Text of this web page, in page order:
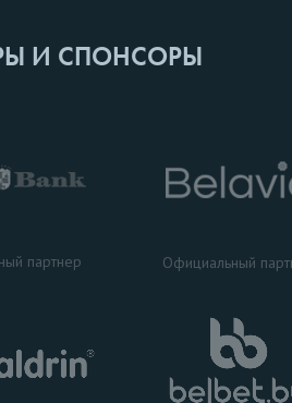
И СПОНСОРЫ
партнер Официальный